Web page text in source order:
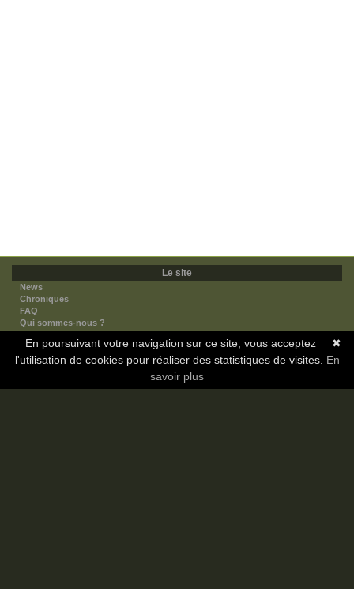
Le site
News
Chroniques
FAQ
Qui sommes-nous ?
Nos partenaires
Faites-nous connaitre
Nous contacter
✖
En poursuivant votre navigation sur ce site, vous acceptez
l'utilisation de cookies pour réaliser des statistiques de visites. En
savoir plus